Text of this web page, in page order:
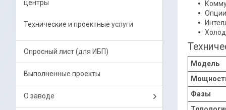
Модель
Фазы
центры
Технические и проектные услуги
Опросный лист (для ИБП)
Выполненные проекты
О заводе